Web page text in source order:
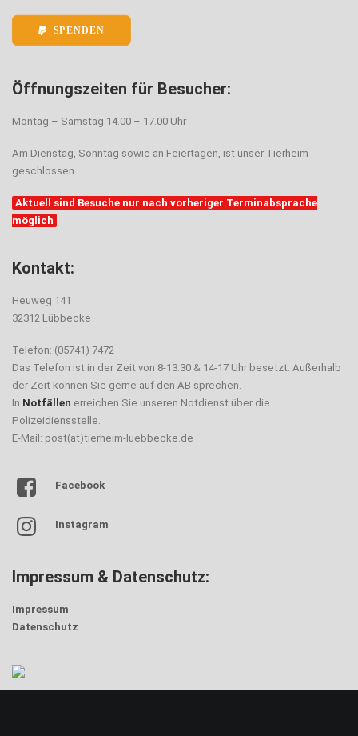
SPENDEN
Öffnungszeiten für Besucher:
Montag – Samstag 14.00 – 17.00 Uhr
Am Dienstag, Sonntag sowie an Feiertagen, ist unser Tierheim
geschlossen.
Aktuell sind Besuche nur nach vorheriger Terminabsprache
möglich
Kontakt:
Heuweg 141
32312 Lübbecke
Telefon: (05741) 7472
Das Telefon ist in der Zeit von 8-13.30 & 14-17 Uhr besetzt. Außerhalb
der Zeit können Sie gerne auf den AB sprechen.
In Notfällen erreichen Sie unseren Notdienst über die
Polizeidiensstelle.
E-Mail: post(at)tierheim-luebbecke.de
Facebook
Instagram
Impressum & Datenschutz:
Impressum
Datenschutz